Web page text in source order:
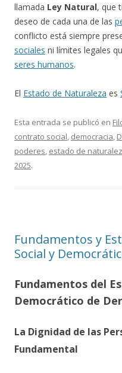
llamada Ley Natural, que
deseo de cada una de las
conflicto está siempre
sociales ni límites legales
seres humanos.
El Estado de Naturaleza es
Esta entrada se publicó en
contrato social, democracia,
poderes, estado de
2025.
Fundamentos y
Social y
Fundamentos del
Democrático de
La Dignidad de las
Fundamental